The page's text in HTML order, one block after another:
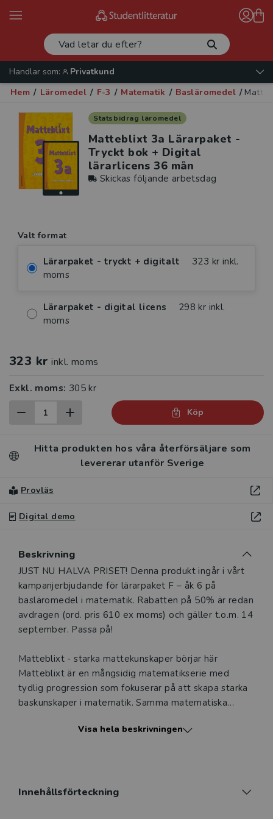
Handlar som:
Privatkund
Hem / Läromedel / F-3 / Matematik / Basläromedel /
Statsbidrag läromedel
Matteblixt 3a Lärarpaket -
Tryckt bok + Digital
lärarlicens 36 mån
Skickas följande arbetsdag
Valt format
Lärarpaket - tryckt + digitalt
323 kr inkl.
moms
Lärarpaket - digital licens
298 kr inkl.
moms
323 kr inkl. moms
Exkl. moms: 305 kr
Köp
Hitta produkten hos våra återförsäljare som
levererar utanför Sverige
Provläs
Digital demo
Beskrivning
Beskrivning
JUST NU HALVA PRISET! Denna produkt ingår i vårt
kampanjerbjudande för lärarpaket F – åk 6 på
basläromedel i matematik. Rabatten på 50% är redan
avdragen (ord. pris 610 ex moms) och gäller t.o.m. 14
september. Passa på!
Matteblixt - starka mattekunskaper börjar här
Matteblixt är en mångsidig matematikserie med
tydlig progression som fokuserar på att skapa starka
baskunskaper i matematik. Samma matematiska
av konkreta upplevelser, bildstöd och filmer.
tillvara när de undersöker och lär sig tillsammans i
Visa hela beskrivningen
Innehållsförteckning